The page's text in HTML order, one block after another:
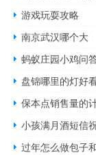
游戏玩耍攻略
南京武汉哪个大
蚂蚁庄园小鸡问
盘锦哪里的灯好
保本点销售量的
小孩满月酒短信
过年怎么做包子